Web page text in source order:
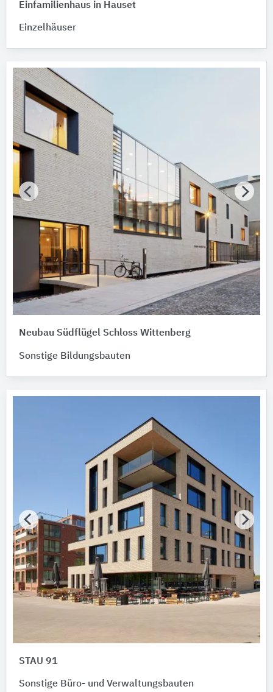
Einfamilienhaus in Hauset
Einzelhäuser
Neubau Südflügel Schloss Wittenberg
Sonstige Bildungsbauten
STAU 91
Sonstige Büro- und Verwaltungsbauten